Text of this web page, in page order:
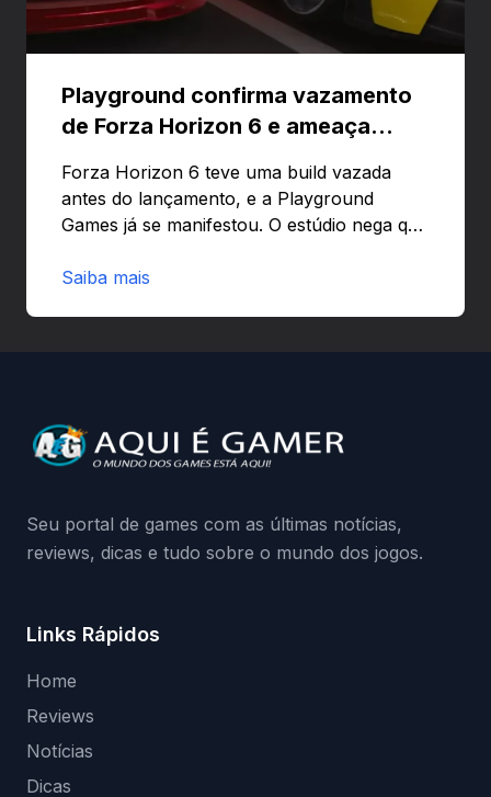
Playground confirma vazamento
de Forza Horizon 6 e ameaça
Forza Horizon 6 teve uma build vazada
antes do lançamento, e a Playground
Games já se manifestou. O estúdio nega que
preload e avisa que quem usar versões não
da Playground: negação do preload,
medidas contra acessos não autorizados
Saiba mais
Seu portal de games com as últimas notícias,
reviews, dicas e tudo sobre o mundo dos jogos.
Links Rápidos
Home
Reviews
Notícias
Dicas